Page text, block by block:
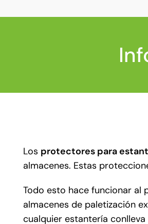
Los protectores para
almacenes. Estas
Todo esto hace funcionar al
almacenes de paletización
cualquier estantería